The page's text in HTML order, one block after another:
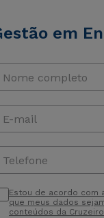
em
Nome completo
E-mail
Telefone
Estou de acordo com
que meus dados
conteúdos da